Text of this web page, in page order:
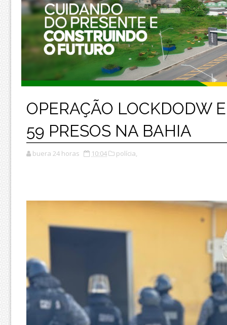
OPERAÇÃO LOCKDODW
59 PRESOS NA BAHIA
buera 24 horas 10:04 polícia,